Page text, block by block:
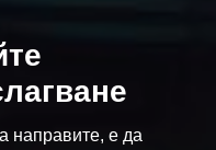
направите, е да